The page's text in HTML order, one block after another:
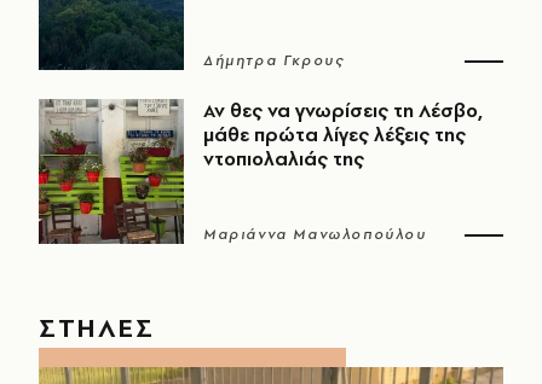
Δήμητρα Γκρους
Αν θες να γνωρίσεις τη Λέσβο,
μάθε πρώτα λίγες λέξεις της
ντοπιολαλιάς της
Μαριάννα Μανωλοπούλου
ΣΤΗΛΕΣ